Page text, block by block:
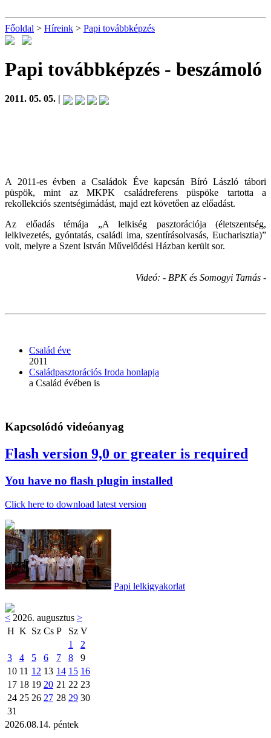
Főoldal > Híreink > Papi továbbképzés
Papi továbbképzés - beszámoló
2011. 05. 05. |
A 2011-es évben a Családok Éve kapcsán Bíró László tábori
püspök, mint az MKPK családreferens püspöke tartotta a
rekollekciós szentségimádást, majd ezt követően az előadást.
Az előadás témája „A lelkiség pasztorációja (életszentség,
lelkivezetés, gyóntatás, családi ima, szentírásolvasás, Eucharisztia)”
volt, melyre a Szent István Művelődési Házban került sor.
Videó: - BPK és Somogyi Tamás -
Család éve
2011
Családpasztorációs Iroda honlapja
a Család évében is
Kapcsolódó videóanyag
Flash version 9,0 or greater is required
You have no flash plugin installed
Click here to download latest version
Papi lelkigyakorlat
< 2026. augusztus >
H K Sz Cs P Sz V
1
2
3
4 5 6 7 8
9
10 11 12 13 14 15 16
17 18 19 20 21 22 23
24 25 26 27 28 29 30
31
2026.08.14. péntek